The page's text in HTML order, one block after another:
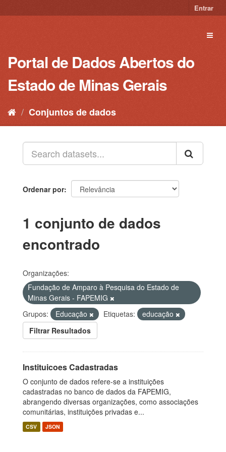
para
Entrar
Portal de Dados Abertos do
Estado de Minas Gerais
Conjuntos de dados
Ordenar por
1 conjunto de dados
encontrado
Organizações:
Fundação de Amparo à Pesquisa do Estado de
Minas Gerais - FAPEMIG
Grupos:
Educação Etiquetas:
educação
Filtrar Resultados
Instituicoes Cadastradas
O conjunto de dados refere-se a instituições
cadastradas no banco de dados da FAPEMIG,
abrangendo diversas organizações, como associações
comunitárias, instituições privadas e...
CSV JSON